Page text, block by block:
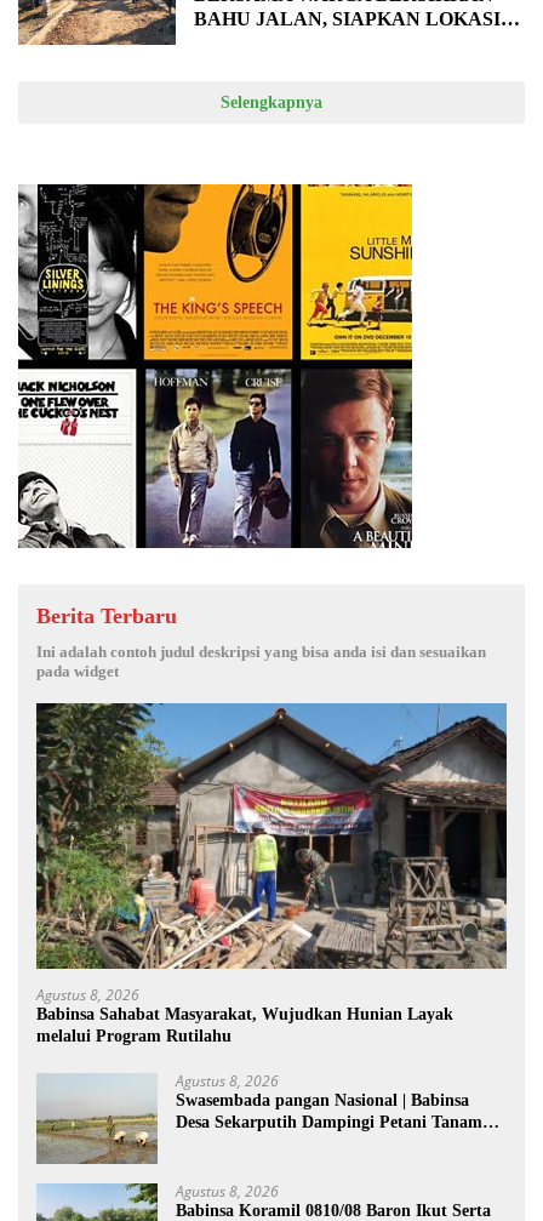
BAHU JALAN, SIAPKAN LOKASI
Selengkapnya
Berita Terbaru
Ini adalah contoh judul deskripsi yang bisa anda isi dan sesuaikan
pada widget
Agustus 8, 2026
Babinsa Sahabat Masyarakat, Wujudkan Hunian Layak
melalui Program Rutilahu
Agustus 8, 2026
Swasembada pangan Nasional | Babinsa
Desa Sekarputih Dampingi Petani Tanam
Agustus 8, 2026
Babinsa Koramil 0810/08 Baron Ikut Serta